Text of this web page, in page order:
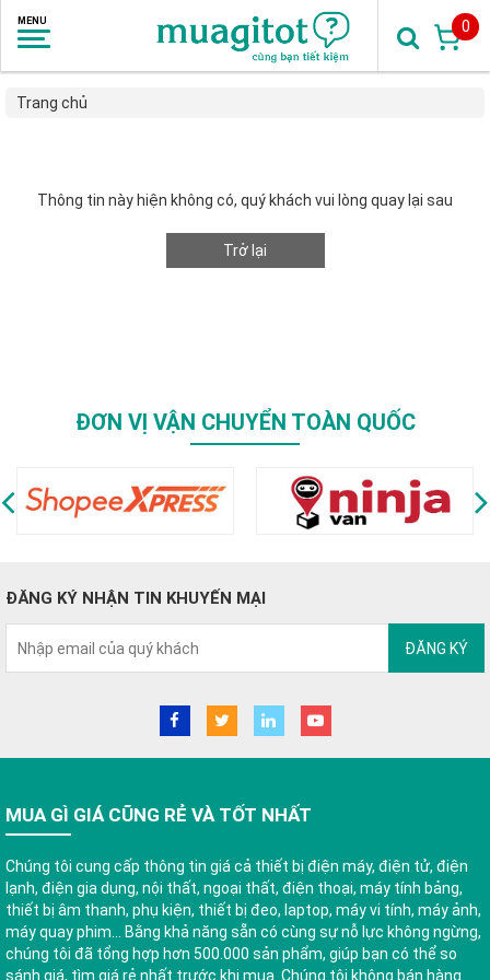
0
Trang chủ
Thông tin này hiện không có, quý khách vui lòng quay lại sau
Trở lại
ĐƠN VỊ VẬN CHUYỂN TOÀN QUỐC
ĐĂNG KÝ NHẬN TIN KHUYẾN MẠI
ĐĂNG KÝ
MUA GÌ GIÁ CŨNG RẺ VÀ TỐT NHẤT
Chúng tôi cung cấp thông tin giá cả thiết bị điện máy, điện tử, điện
lạnh, điện gia dụng, nội thất, ngoại thất, điện thoại, máy tính bảng,
thiết bị âm thanh, phụ kiện, thiết bị đeo, laptop, máy vi tính, máy ảnh,
máy quay phim... Bằng khả năng sẵn có cùng sự nỗ lực không ngừng,
chúng tôi đã tổng hợp hơn 500.000 sản phẩm, giúp bạn có thể so
sánh giá, tìm giá rẻ nhất trước khi mua. Chúng tôi không bán hàng.